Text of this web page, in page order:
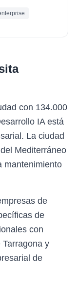
con 134.000
IA está
La ciudad
Mediterráneo
mantenimiento
de
de
con
y
de